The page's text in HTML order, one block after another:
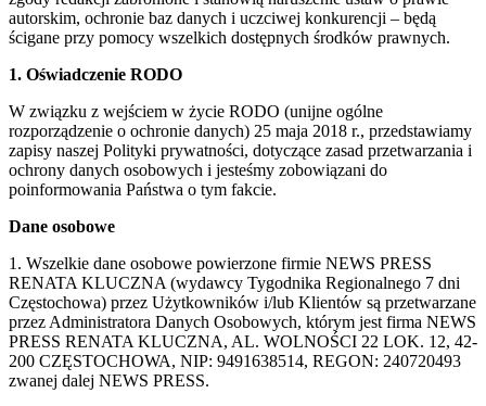
autorskim, ochronie baz danych i uczciwej konkurencji – będą
ścigane przy pomocy wszelkich dostępnych środków prawnych.
1. Oświadczenie RODO
W związku z wejściem w życie RODO (unijne ogólne
rozporządzenie o ochronie danych) 25 maja 2018 r., przedstawiamy
zapisy naszej Polityki prywatności, dotyczące zasad przetwarzania i
ochrony danych osobowych i jesteśmy zobowiązani do
poinformowania Państwa o tym fakcie.
Dane osobowe
1. Wszelkie dane osobowe powierzone firmie NEWS PRESS
RENATA KLUCZNA (wydawcy Tygodnika Regionalnego 7 dni
Częstochowa) przez Użytkowników i/lub Klientów są przetwarzane
przez Administratora Danych Osobowych, którym jest firma NEWS
PRESS RENATA KLUCZNA, AL. WOLNOŚCI 22 LOK. 12, 42-
200 CZĘSTOCHOWA, NIP: 9491638514, REGON: 240720493
zwanej dalej NEWS PRESS.